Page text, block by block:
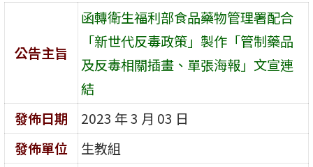
公告主旨
函轉衛生福利部食品藥物管理署配合
「新世代反毒政策」製作「管制藥品
及反毒相關插畫、單張海報」文宣連
結
發佈日期
2023 年 3 月 03 日
發佈單位
生教組